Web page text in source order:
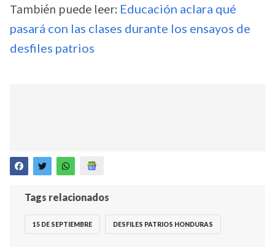
También puede leer: Educación aclara qué
pasará con las clases durante los ensayos de
desfiles patrios
Tags relacionados
15 DE SEPTIEMBRE DESFILES PATRIOS HONDURAS